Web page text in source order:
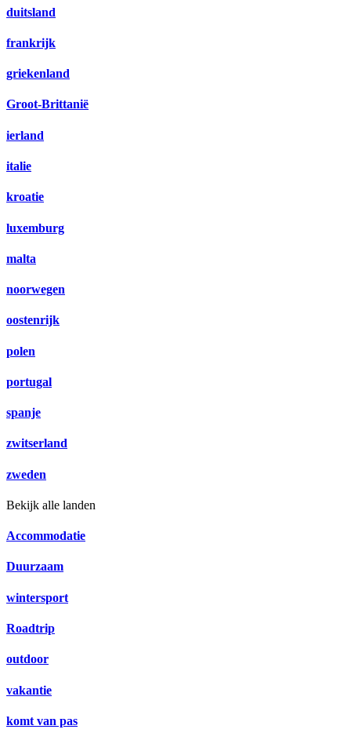
duitsland
frankrijk
griekenland
Groot-Brittanië
ierland
italie
kroatie
luxemburg
malta
noorwegen
oostenrijk
polen
portugal
spanje
zwitserland
zweden
Bekijk alle landen
Accommodatie
Duurzaam
wintersport
Roadtrip
outdoor
vakantie
komt van pas